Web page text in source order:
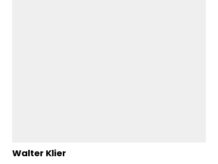
Walter Klier